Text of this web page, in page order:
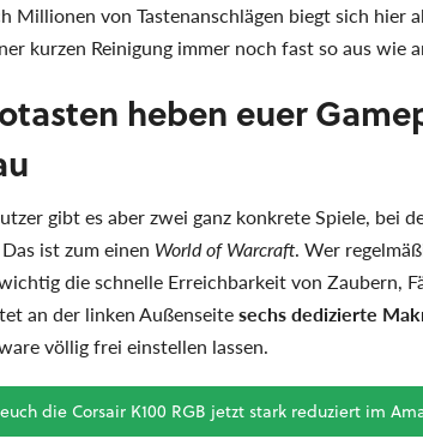
Millionen von Tastenanschlägen biegt sich hier
kurzen Reinigung immer noch fast so aus wie
heben euer
gibt es aber zwei ganz konkrete Spiele, bei
ist zum einen World of Warcraft. Wer
die schnelle Erreichbarkeit von Zaubern,
an der linken Außenseitesechs dedizierte
völlig frei einstellen lassen.
die Corsair K100 RGB jetzt stark reduziert im